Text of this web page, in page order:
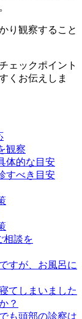
り観察すること
ェックポイント
くお伝えしま
観察
体的な目安
すべき目安
相談を
すが、お風呂に
てしまいました
？
も頭部の診察は